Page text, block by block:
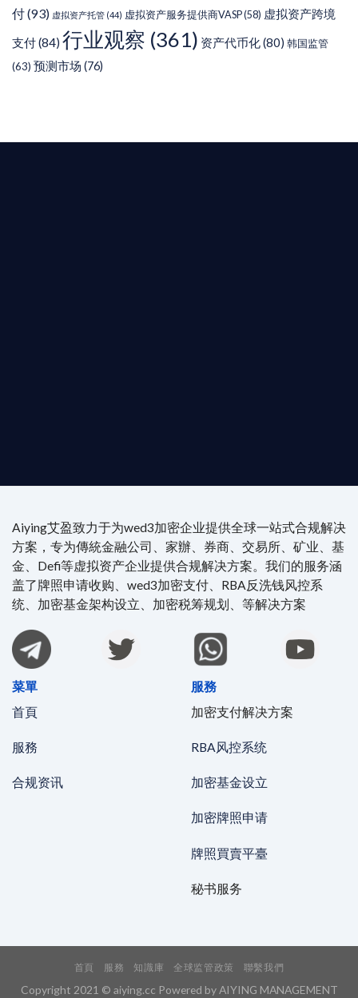
付(93) 虚拟资产托管 (44) 虚拟资产服务提供商VASP(58) 虚拟资产跨境
支付(84) 行业观察 (361) 资产代币化(80) 韩国监管
(63) 预测市场 (76)
Aiying艾盈致力于为wed3加密企业提供全球一站式合规解决
方案，专为傳統金融公司、家辦、券商、交易所、矿业、基
金、Defi等虚拟资产企业提供合规解决方案。我们的服务涵
盖了牌照申请收购、wed3加密支付、RBA反洗钱风控系
统、加密基金架构设立、加密税筹规划、等解决方案
菜單
首頁
服務
合规资讯
服務
加密支付解决方案
RBA风控系统
加密基金设立
加密牌照申请
牌照買賣平臺
秘书服务
首頁 服務 知識庫 全球监管政策 聯繫我們
Copyright 2021 © aiying.cc Powered by AIYING MANAGEMENT